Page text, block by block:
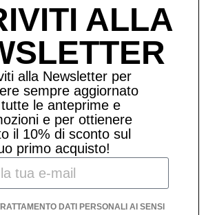
QUESTA CASA COMANDO
ALLA
alla Newsletter per
sempre aggiornato
le anteprime e
e per ottienere
il 10% di sconto sul
primo acquisto!
DATI PERSONALI AI SENSI